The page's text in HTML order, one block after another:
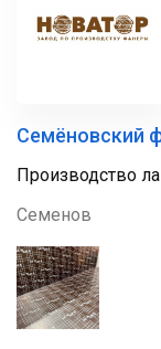
Семёновский
Производство
Семенов